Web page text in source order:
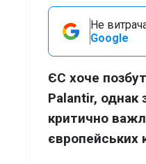
Не
Google
ЄС хоче
Palantir, однак
критично
європейських